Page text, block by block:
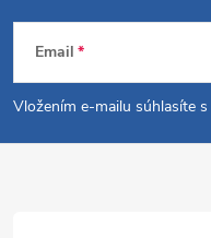
Z
á
p
Email
Vložením e-mailu súhlasíte s